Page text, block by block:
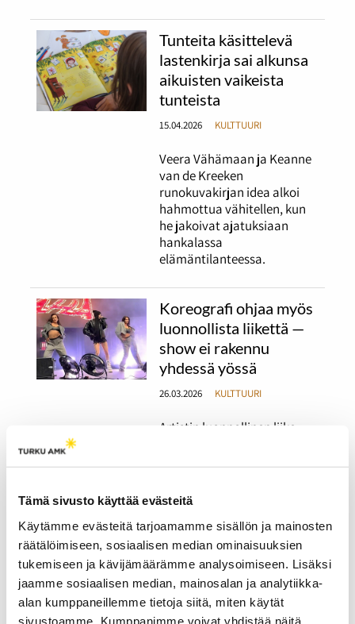
Tämä sivusto käyttää evästeitä
Käytämme evästeitä tarjoamamme sisällön ja mainosten
räätälöimiseen, sosiaalisen median ominaisuuksien
tukemiseen ja kävijämäärämme analysoimiseen. Lisäksi
jaamme sosiaalisen median, mainosalan ja analytiikka-
alan kumppaneillemme tietoja siitä, miten käytät
sivustoamme. Kumppanimme voivat yhdistää näitä
Tunteita käsittelevä
lastenkirja sai alkunsa
aikuisten vaikeista
tunteista
15.04.2026 KULTTUURI
Veera Vähämaan ja Keanne
van de Kreeken
runokuvakirjan idea alkoi
hahmottua vähitellen, kun
he jakoivat ajatuksiaan
hankalassa
elämäntilanteessa.
Koreografi ohjaa myös
luonnollista liikettä —
show ei rakennu
yhdessä yössä
26.03.2026 KULTTUURI
Artistin luonnollinen liike
Ammattikoreografit ja -
tanssijat Tiia Kasurinen ja
Ellinoora Lehti kertovat
työstään Suomessa ja
ulkomailla.
Kenelle tekoälyn avulla